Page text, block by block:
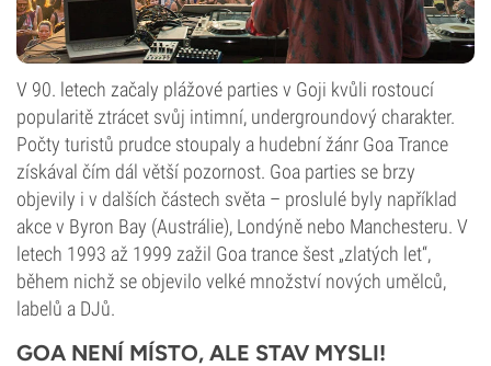
V 90. letech začaly plážové parties v Goji kvůli rostoucí
popularitě ztrácet svůj intimní, undergroundový charakter.
Počty turistů prudce stoupaly a hudební žánr Goa Trance
získával čím dál větší pozornost. Goa parties se brzy
objevily i v dalších částech světa – proslulé byly například
akce v Byron Bay (Austrálie), Londýně nebo Manchesteru. V
letech 1993 až 1999 zažil Goa trance šest „zlatých let“,
během nichž se objevilo velké množství nových umělců,
labelů a DJů.
GOA NENÍ MÍSTO, ALE STAV MYSLI!